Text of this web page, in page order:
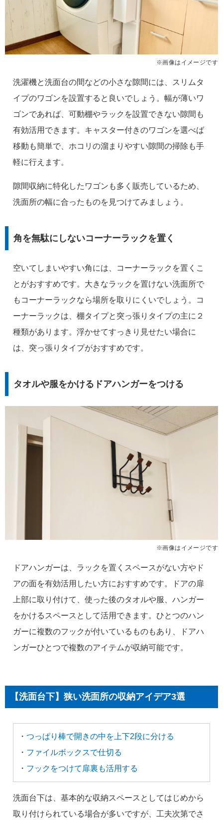
※画像はイメージです
洗濯機と洗面台の間などの小さな隙間には、スリムタ
イプのワゴンを設置すると良いでしょう。幅が薄いワ
ゴンであれば、可動棚やラックを設置できない隙間も
有効活用できます。キャスター付きのワゴンを選べば
移動も簡単で、ホコリの溜まりやすい隙間の掃除も手
軽に行えます。
隙間収納に特化したワゴンも多く販売しているため、
洗面所の幅に合ったものを見つけてみましょう。
角を無駄にしないコーナーラックを置く
空いてしまいやすい角には、コーナーラックを置くこ
とがおすすめです。大きなラックを置けない洗面所で
もコーナーラックなら場所を取りにくいでしょう。コ
ーナーラックは、棚タイプと突っ張りタイプの主に２
種類があります。浮かせてすっきり見せたい場合に
は、突っ張りタイプがおすすめです。
タオルや服をかけるドアハンガーをつける
※画像はイメージです
ドアハンガーは、ラックを置くスペースがない方やド
アの面を有効活用したい方におすすめです。ドアの扉
上部に取り付けて、使った後のタオルや服、ハンガー
をかけるスペースとして活用できます。ひとつのハン
ガーに複数のフックが付いているものもあり、ドアハ
ンガーひとつで複数のアイテムが収納可能です。
【洗面台下】狭い洗面所の収納アイデア3選
・ つっぱり棒で開きの中を上下2段に分ける
・ ファイルボックスで仕切る
・ フックをつけて扉裏も活用する
洗面台下は、基本的な収納スペースとしてはじめから
取り付けられている場合が多いですが、工夫次第でさ